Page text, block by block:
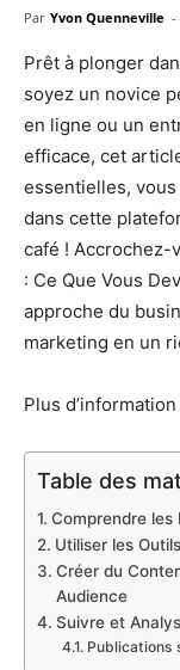
Par Yvon Quenneville -
Prêt à plonger
soyez un novice
en ligne ou un
efficace, cet
essentielles,
dans cette
café ! Accrochez-
: Ce Que Vous
approche du
marketing en un
Plus
Table des
Comprendre les
Utiliser les
Créer du
Audience
Suivre et
Publications